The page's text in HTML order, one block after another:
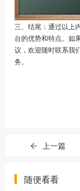
三、结尾：通过以上
台的优势和特点。如
议，欢迎随时联系我
务。
上一篇
随便看看